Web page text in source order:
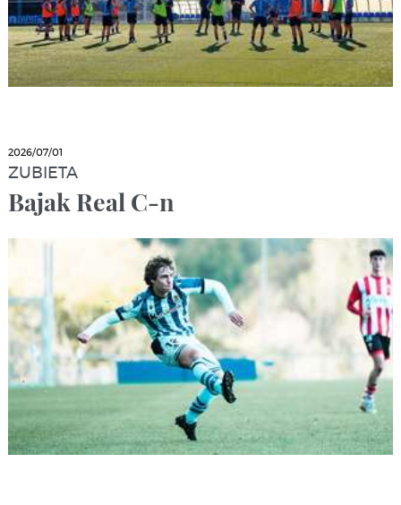
2026/07/01
ZUBIETA
Bajak Real C-n